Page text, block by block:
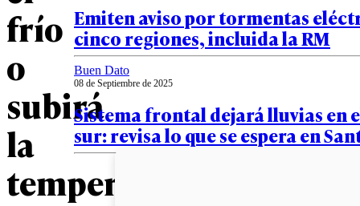
frío
o
subirá
la
temperatura?
Emiten aviso por tormentas
cinco regiones, incluida la RM
Buen Dato
08 de Septiembre de 2025
Sistema frontal dejará lluvias en
sur: revisa lo que se espera en